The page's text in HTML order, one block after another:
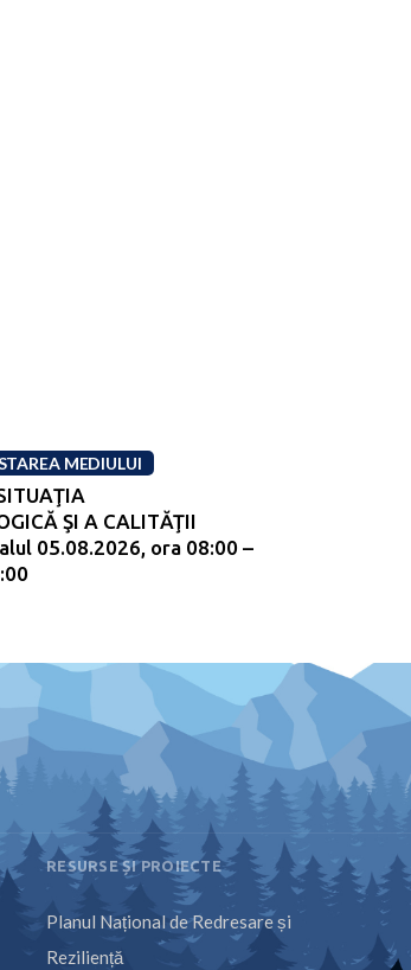
MEDIULUI
ŞI A CALITĂŢII
05.08.2026, ora 08:00 –
RESURSE ȘI PROIECTE
Planul Național de Redresare și
Reziliență